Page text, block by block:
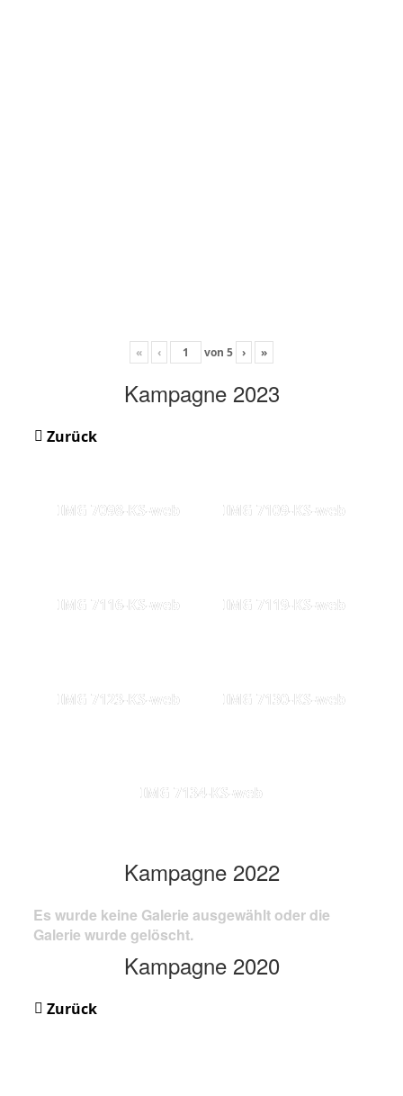
« ‹ von 5 › »
Kampagne 2023
Zurück
IMG 7098-KS-web IMG 7109-KS-web
IMG 7116-KS-web IMG 7119-KS-web
IMG 7123-KS-web IMG 7130-KS-web
IMG 7134-KS-web
Kampagne 2022
Es wurde keine Galerie ausgewählt oder die
Galerie wurde gelöscht.
Kampagne 2020
Zurück